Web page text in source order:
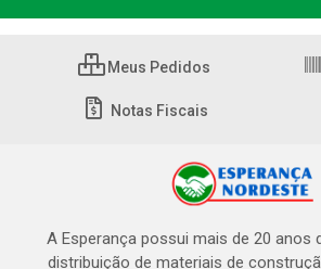
Meus Pedidos
Notas Fiscais
A Esperança possui mais de 20 anos
distribuição de materiais de